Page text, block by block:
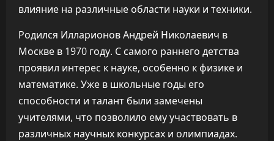
влияние на различные области науки и техники.
Родился Илларионов Андрей Николаевич в
Москве в 1970 году. С самого раннего детства
проявил интерес к науке, особенно к физике и
математике. Уже в школьные годы его
способности и талант были замечены
учителями, что позволило ему участвовать в
различных научных конкурсах и олимпиадах.